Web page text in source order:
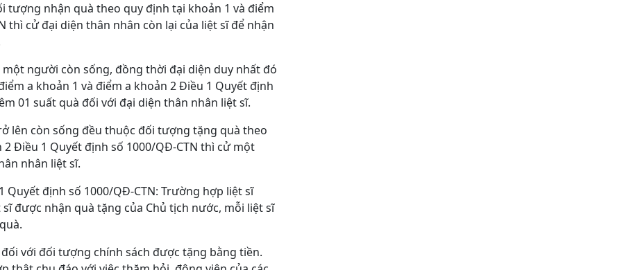
tượng nhận quà theo quy định tại khoản 1 và điểm
thì cử đại diện thân nhân còn lại của liệt sĩ để nhận
người còn sống, đồng thời đại diện duy nhất đó
a khoản 1 và điểm a khoản 2 Điều 1 Quyết định
01 suất quà đối với đại diện thân nhân liệt sĩ.
lên còn sống đều thuộc đối tượng tặng quà theo
Điều 1 Quyết định số 1000/QĐ-CTN thì cử một
nhân liệt sĩ.
định số 1000/QĐ-CTN: Trường hợp liệt sĩ
được nhận quà tặng của Chủ tịch nước, mỗi liệt sĩ
với đối tượng chính sách được tặng bằng tiền.